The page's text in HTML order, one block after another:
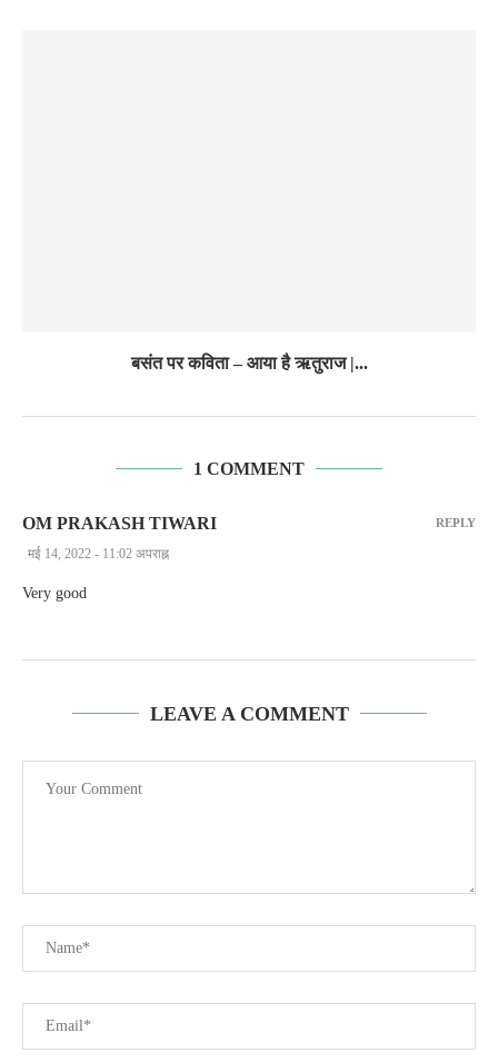
बसंत पर कविता – आया है ऋतुराज |...
1 COMMENT
OM PRAKASH TIWARI
मई 14, 2022 - 11:02 अपराह्न
Very good
REPLY
LEAVE A COMMENT